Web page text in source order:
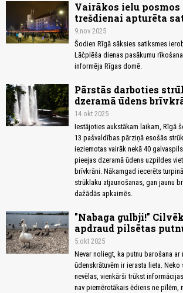
Vairākos ielu posmos
trešdienai apturēta
9.nov 2025
Šodien Rīgā sāksies satiksmes
Lāčplēša dienas pasākumu
informēja Rīgas domē.
Pārstās darboties
dzeramā ūdens
14.okt 2025
Iestājoties aukstākam laikam, Rīgā
13 pašvaldības pārziņā esošās
ieziemotas vairāk nekā 40
pieejas dzeramā ūdens uzpildes
brīvkrāni. Nākamgad iecerēts
strūklaku atjaunošanas, gan jaunu
dažādās apkaimēs.
"Nabaga gulbji!"
apdraud pilsētas
5.okt 2025
Nevar noliegt, ka putnu barošana
ūdenskrātuvēm ir ierasta lieta.
nevēlas, vienkārši trūkst
nav piemērotākais ēdiens ne pīlēm,